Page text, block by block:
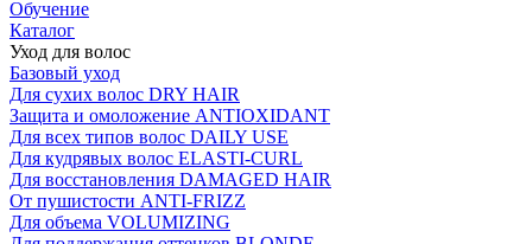
Обучение
Каталог
Уход для волос
Базовый уход
Для сухих волос DRY HAIR
Защита и омоложение ANTIOXIDANT
Для всех типов волос DAILY USE
Для кудрявых волос ELASTI-CURL
Для восстановления DAMAGED HAIR
От пушистости ANTI-FRIZZ
Для объема VOLUMIZING